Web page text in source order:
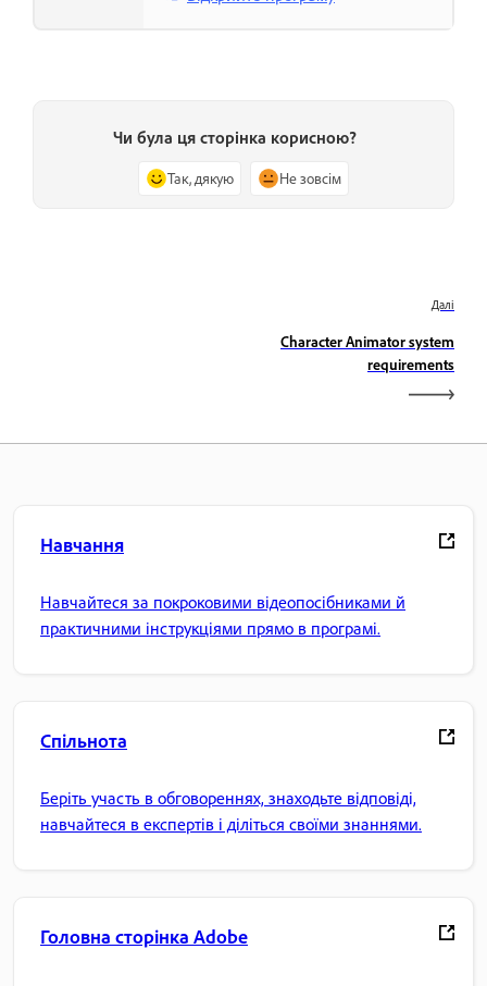
Чи була ця сторінка корисною?
Так, дякую Не зовсім
Далі
Character Animator system
requirements
Навчання
Навчайтеся за покроковими відеопосібниками й
практичними інструкціями прямо в програмі.
Спільнота
Беріть участь в обговореннях, знаходьте відповіді,
навчайтеся в експертів і діліться своїми знаннями.
Головна сторінка Adobe